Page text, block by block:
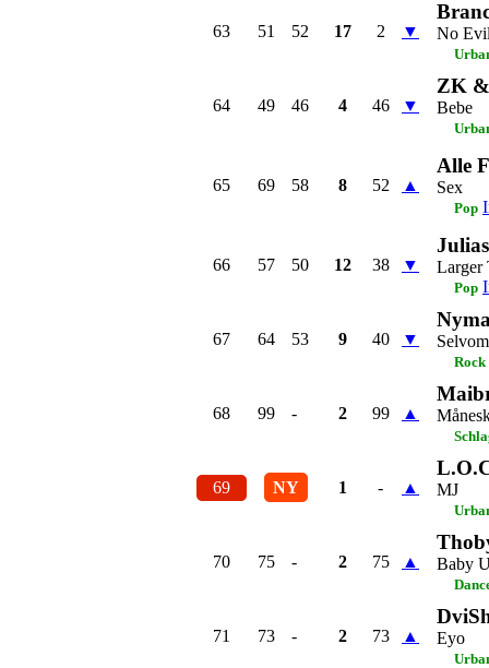
63 51 52 17 2 ▼ No
64 49 46 4 46 ▼
ZK
Bebe
65 69 58 8 52 ▲
Alle
Sex
Pop
66 57 50 12 38 ▼ Larger
Pop
67 64 53 9 40 ▼
Rock
68 99 - 2 99 ▲
69 NY 1 - ▲ MJ
70 75 - 2 75 ▲ Baby
71 73 - 2 73 ▲ Eyo